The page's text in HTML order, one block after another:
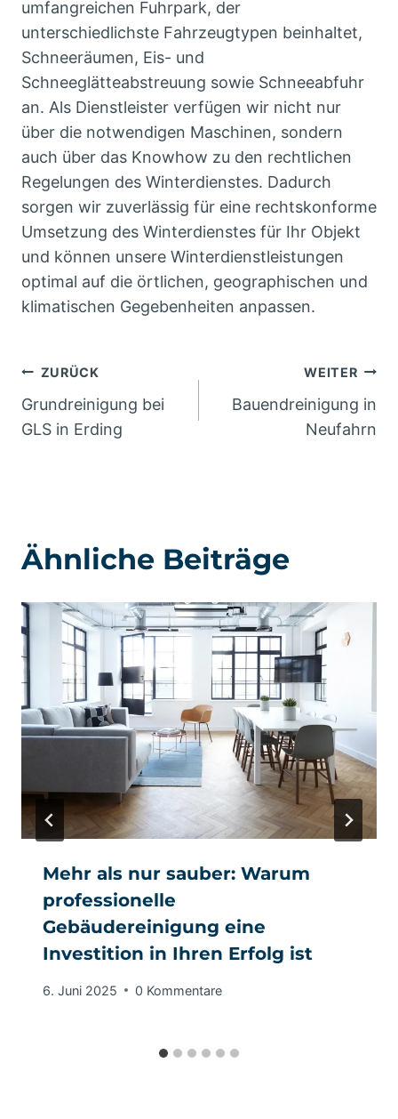
umfangreichen Fuhrpark, der
unterschiedlichste Fahrzeugtypen beinhaltet,
Schneeräumen, Eis- und
Schneeglätteabstreuung sowie Schneeabfuhr
an. Als Dienstleister verfügen wir nicht nur
über die notwendigen Maschinen, sondern
auch über das Knowhow zu den rechtlichen
Regelungen des Winterdienstes. Dadurch
sorgen wir zuverlässig für eine rechtskonforme
Umsetzung des Winterdienstes für Ihr Objekt
und können unsere Winterdienstleistungen
optimal auf die örtlichen, geographischen und
klimatischen Gegebenheiten anpassen.
Beitragsnavigation
ZURÜCK
Grundreinigung bei
GLS in Erding
WEITER
Bauendreinigung in
Neufahrn
Ähnliche Beiträge
Mehr als nur sauber: Warum
professionelle
Gebäudereinigung eine
Investition in Ihren Erfolg ist
6. Juni 2025 0 Kommentare